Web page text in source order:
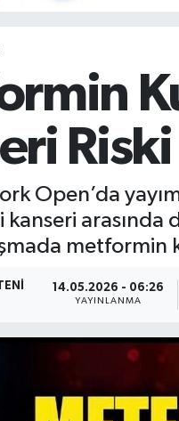
Open’da
kanseri
14.05.2026 - 06:26
YAYINLANMA